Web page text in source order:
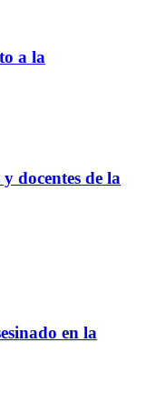
a la
docentes de la
en la